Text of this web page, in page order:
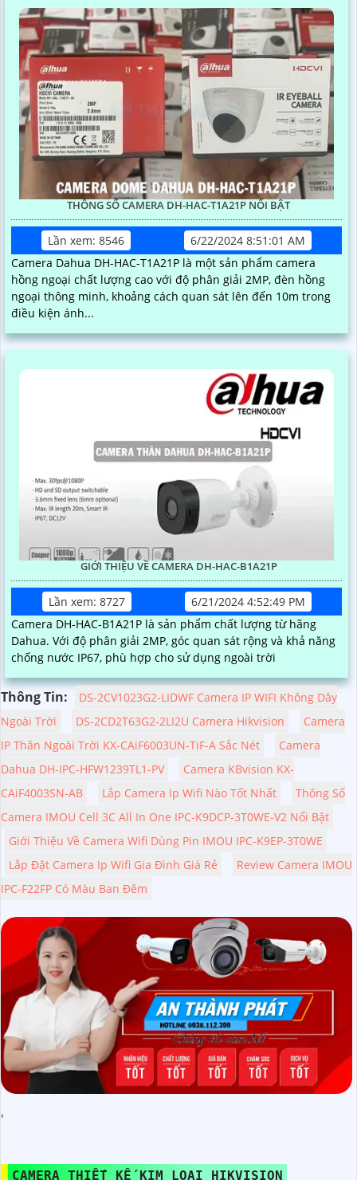
THÔNG SỐ CAMERA DH-HAC-T1A21P NỔI BẬT
Lần xem: 8546
6/22/2024 8:51:01 AM
Camera Dahua DH-HAC-T1A21P là một sản phẩm camera
hồng ngoại chất lượng cao với độ phân giải 2MP, đèn hồng
ngoại thông minh, khoảng cách quan sát lên đến 10m trong
điều kiện ánh...
GIỚI THIỆU VỀ CAMERA DH-HAC-B1A21P
Lần xem: 8727
6/21/2024 4:52:49 PM
Camera DH-HAC-B1A21P là sản phẩm chất lượng từ hãng
Dahua. Với độ phân giải 2MP, góc quan sát rộng và khả năng
chống nước IP67, phù hợp cho sử dụng ngoài trời
Thông Tin:
DS-2CV1023G2-LIDWF Camera IP WIFI Không Dây
Ngoài Trời
DS-2CD2T63G2-2LI2U Camera Hikvision
Camera
IP Thân Ngoài Trời KX-CAiF6003UN-TiF-A Sắc Nét
Camera
Dahua DH-IPC-HFW1239TL1-PV
Camera KBvision KX-
CAiF4003SN-AB
Lắp Camera Ip Wifi Nào Tốt Nhất
Thông Số
Camera IMOU Cell 3C All In One IPC-K9DCP-3T0WE-V2 Nổi Bật
Giới Thiệu Về Camera Wifi Dùng Pin IMOU IPC-K9EP-3T0WE
Lắp Đặt Camera Ip Wifi Gia Đình Giá Rẻ
Review Camera IMOU
IPC-F22FP Có Màu Ban Đêm
'
CAMERA THIẾT KẾ KIM LOẠI HIKVISION